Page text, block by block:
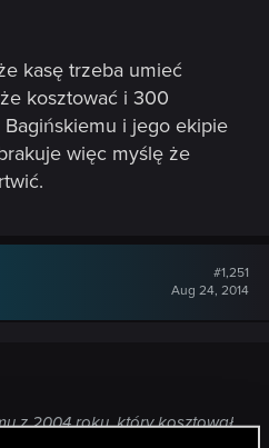
kasę trzeba umieć
kosztować i 300
i jego ekipie
więc myślę że
#1,251
Aug 24, 2014
z 2004 roku, który kosztował